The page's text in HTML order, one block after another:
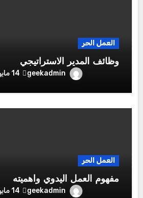
العمل الحر
وظائف المدير الاستراتيجي
geekadmin 14 مايو، 2023
العمل الحر
مفهوم العمل اليدوي واهميته
geekadmin 14 مايو، 2023